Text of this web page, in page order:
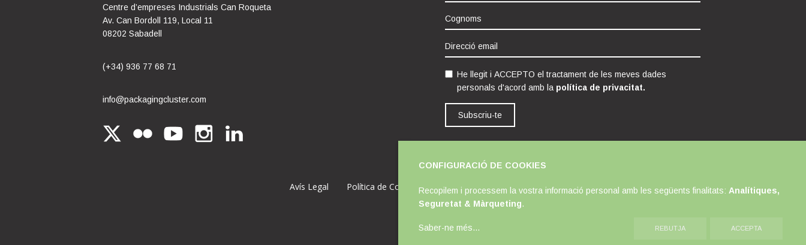
Centre d’empreses Industrials Can Roqueta
Av. Can Bordoll 119, Local 11
08202 Sabadell
(+34) 936 77 68 71
info@packagingcluster.com
He llegit i ACCEPTO el tractament de les meves dades
personals d'acord amb la política de privacitat.
Subscriu-te
Avís Legal Política de Cookies Política de Privacitat
CONFIGURACIÓ DE COOKIES
Recopilem i processem la vostra informació personal amb les següents finalitats: Analítiques,
Seguretat & Màrqueting.
Saber-ne més... REBUTJA ACCEPTA